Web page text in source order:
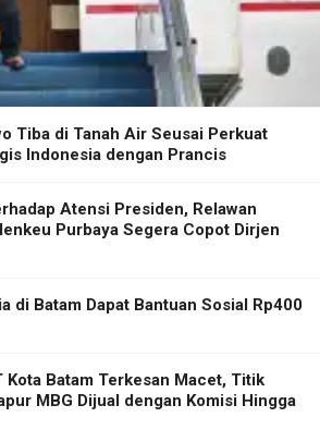
Tiba di Tanah Air Seusai Perkuat
Indonesia dengan Prancis
Atensi Presiden, Relawan
Purbaya Segera Copot Dirjen
di Batam Dapat Bantuan Sosial Rp400
Kota Batam Terkesan Macet, Titik
MBG Dijual dengan Komisi Hingga